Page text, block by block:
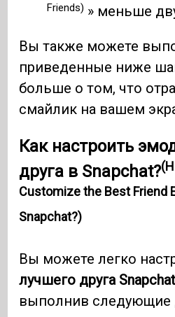
Friends) » меньше
Вы также можете
приведенные ниже
больше о том, что
смайлик на вашем
Как настроить
друга в Snapchat?
Customize the Best Friend
Snapchat?)
Вы можете легко
лучшего друга
выполнив следующие